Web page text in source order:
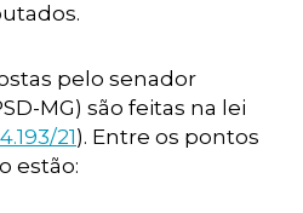
pelo senador
MG) são feitas na lei
21). Entre os pontos
estão: